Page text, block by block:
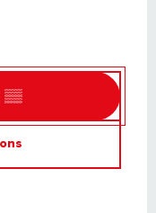
▒▒